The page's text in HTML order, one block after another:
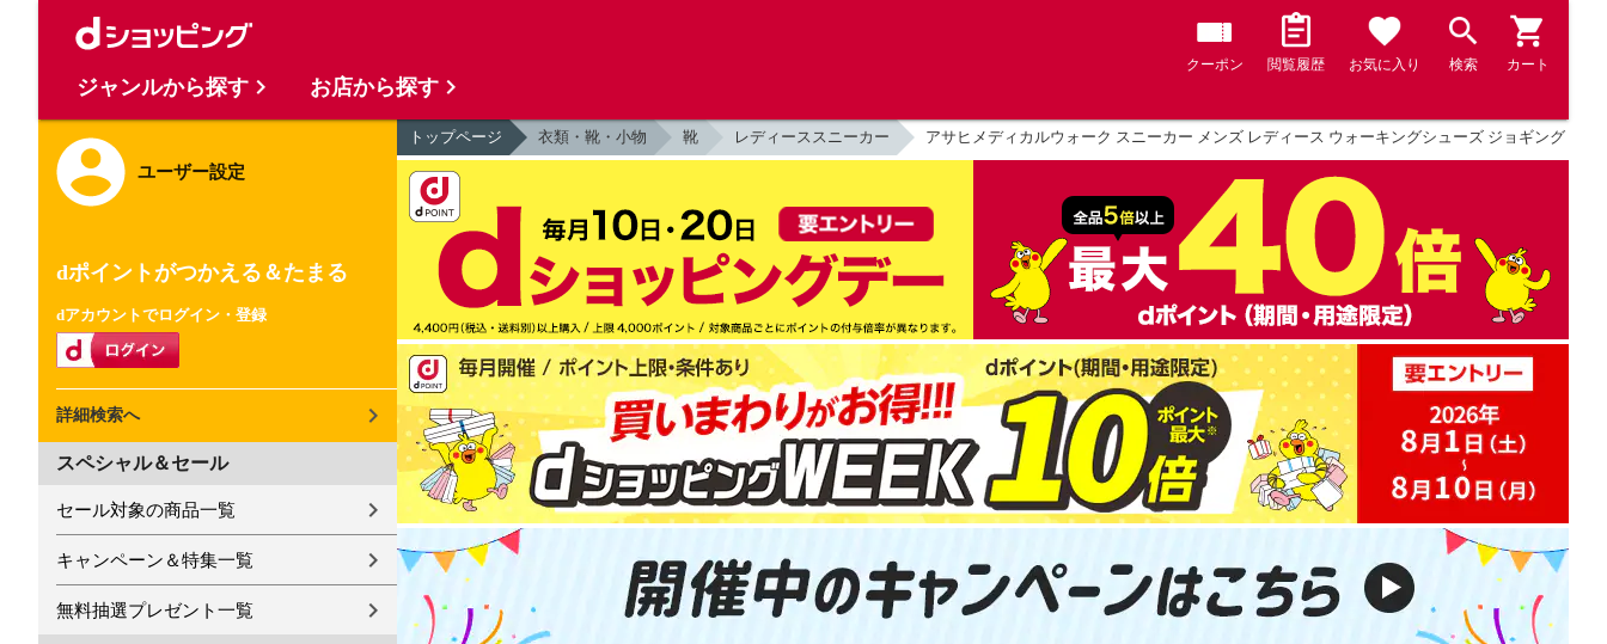
クーポン 閲覧履歴 お気に入り 検索 カート
ユーザー設定
dポイントがつかえる＆たまる
dアカウントでログイン・登録
詳細検索へ
スペシャル＆セール
セール対象の商品一覧
キャンペーン＆特集一覧
無料抽選プレゼント一覧
トップページ 衣類・靴・小物 靴 レディーススニーカー アサヒメディカルウォーク スニーカー メンズ レディース ウォーキングシューズ ジョギング 3E
ジャンルから探す お店から探す